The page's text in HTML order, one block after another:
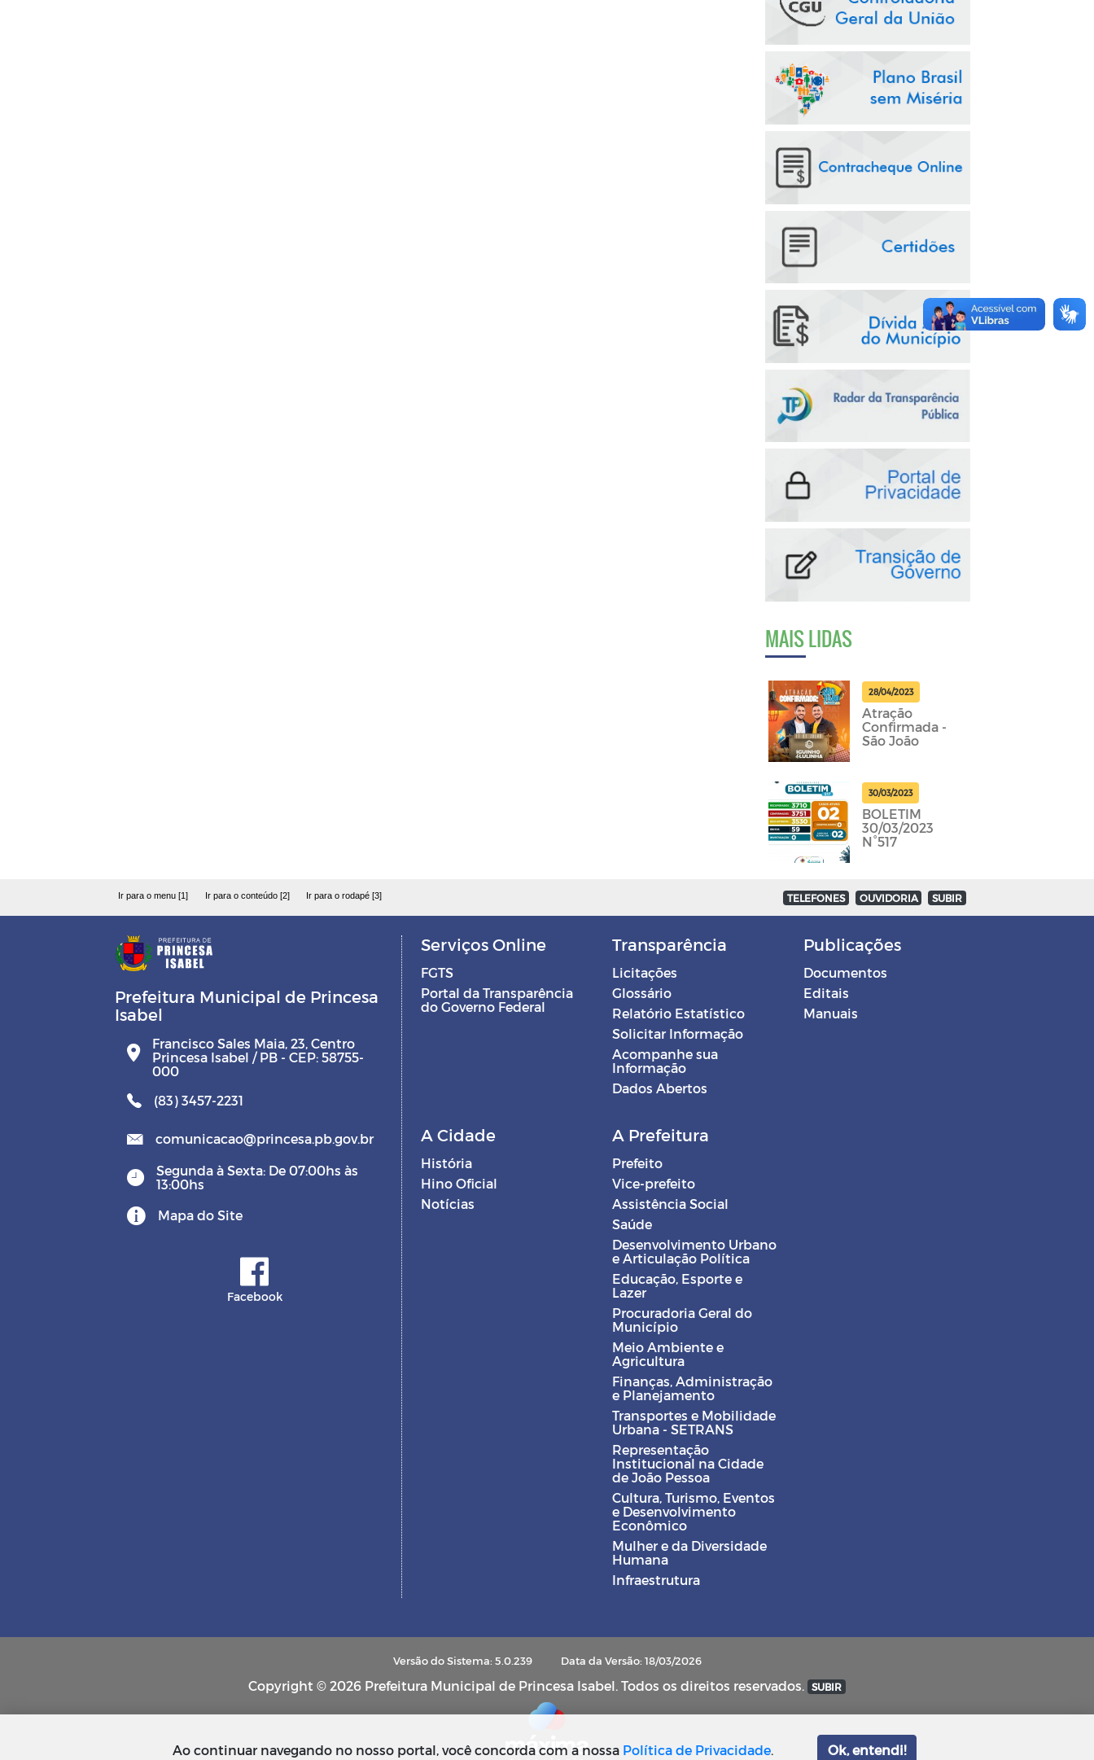
MAIS LIDAS
28/04/2023
Atração
Confirmada -
São João
30/03/2023
BOLETIM
30/03/2023
N°517
Ir para o menu [1] Ir para o conteúdo [2] Ir para o rodapé [3] TELEFONES OUVIDORIA SUBIR
Prefeitura Municipal de Princesa
Isabel
Francisco Sales Maia, 23, Centro
Princesa Isabel / PB - CEP: 58755-
000
(83) 3457-2231
comunicacao@princesa.pb.gov.br
Segunda à Sexta: De 07:00hs às
13:00hs
Mapa do Site
Facebook
Serviços Online
FGTS
Portal da Transparência
do Governo Federal
Transparência
Licitações
Glossário
Relatório Estatístico
Solicitar Informação
Acompanhe sua
Informação
Dados Abertos
Publicações
Documentos
Editais
Manuais
A Cidade
História
Hino Oficial
Notícias
A Prefeitura
Prefeito
Vice-prefeito
Assistência Social
Saúde
Desenvolvimento Urbano
e Articulação Política
Educação, Esporte e
Lazer
Procuradoria Geral do
Município
Meio Ambiente e
Agricultura
Finanças, Administração
e Planejamento
Transportes e Mobilidade
Urbana - SETRANS
Representação
Institucional na Cidade
de João Pessoa
Cultura, Turismo, Eventos
e Desenvolvimento
Econômico
Mulher e da Diversidade
Humana
Infraestrutura
Versão do Sistema: 5.0.239 Data da Versão: 18/03/2026
Copyright © 2026 Prefeitura Municipal de Princesa Isabel. Todos os direitos reservados. SUBIR
Ao continuar navegando no nosso portal, você concorda com a nossa Política de Privacidade. Ok, entendi!